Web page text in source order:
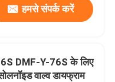
हमसे संपर्क करें
DMF-Y-76S के लिए
वाल्व डायफ्राम